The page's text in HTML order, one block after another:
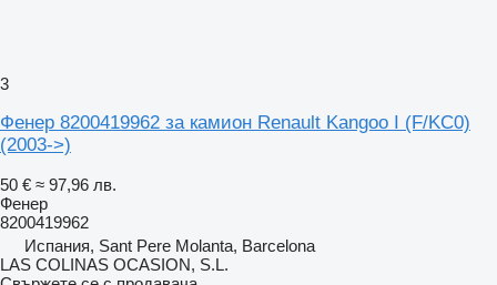
3
Фенер 8200419962 за камион Renault Kangoo I (F/KC0)
(2003->)
50 € ≈ 97,96 лв.
Фенер
8200419962
Испания, Sant Pere Molanta, Barcelona
LAS COLINAS OCASION, S.L.